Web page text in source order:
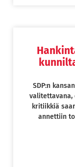
SDP:n
valitettavana,
kritiikkiä
annettiin